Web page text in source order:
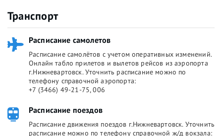
Транспорт
Расписание самолетов
Расписание самолётов с учетом оперативных изменений.
Онлайн табло прилетов и вылетов рейсов из аэропорта
г.Нижневартовск. Уточнить расписание можно по
телефону справочной аэропорта:
+7 (3466) 49-21-75, 006
Расписание поездов
Расписание движения поездов г.Нижневартовск. Уточнить
расписание можно по телефону справочной ж/д вокзала: